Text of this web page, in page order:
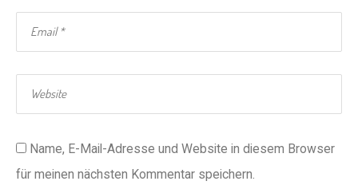
Name, E-Mail-Adresse und Website in diesem Browser
für meinen nächsten Kommentar speichern.